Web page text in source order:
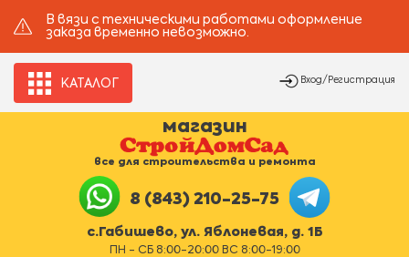
В вязи с техническими работами оформление
заказа временно невозможно.
КАТАЛОГ Вход/Регистрация
магазин
все для строительства и ремонта
8 (843) 210-25-75
с.Габишево, ул. Яблоневая, д. 1Б
ПН - СБ 8:00-20:00 ВС 8:00-19:00